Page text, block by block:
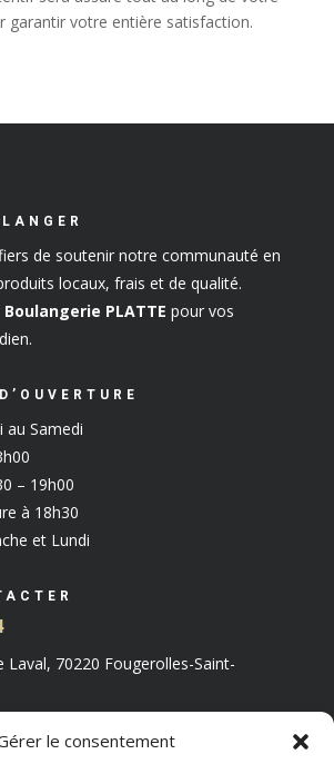
le consentement
garantir votre entière satisfaction.
de soutenir notre communauté en
locaux, frais et de qualité.
Boulangerie PLATTE pour vos
au Samedi
– 19h00
à 18h30
et Lundi
Laval, 70220 Fougerolles-Saint-